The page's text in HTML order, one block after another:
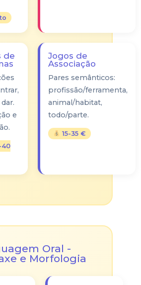
de
e
40
Jogos de
Associação
Pares semânticos:
profissão/ferramenta,
animal/habitat,
todo/parte.
15-35 €
Oral -
e Morfologia